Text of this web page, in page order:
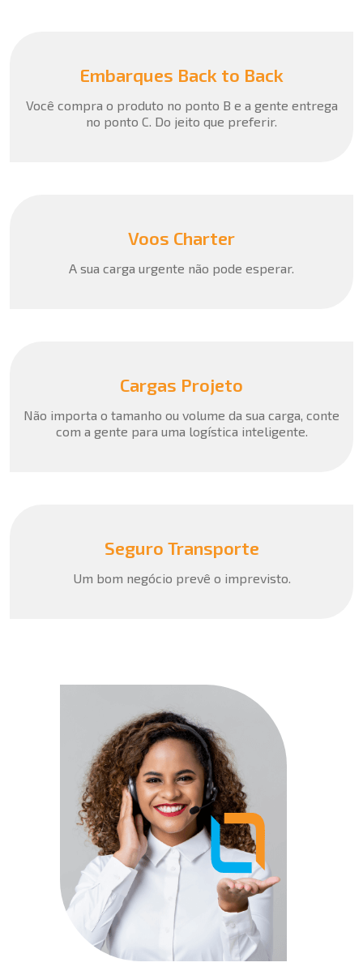
Embarques Back to Back
Você compra o produto no ponto B e a gente entrega
no ponto C. Do jeito que preferir.
Voos Charter
A sua carga urgente não pode esperar.
Cargas Projeto
Não importa o tamanho ou volume da sua carga, conte
com a gente para uma logística inteligente.
Seguro Transporte
Um bom negócio prevê o imprevisto.